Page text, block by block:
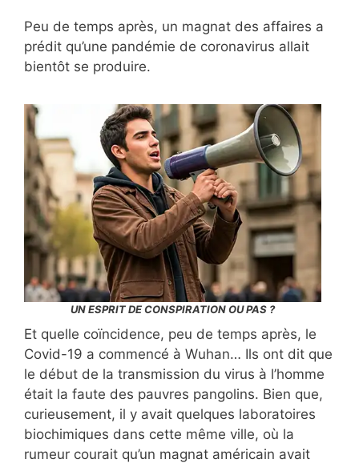
Peu de temps après, un magnat des affaires a
prédit qu’une pandémie de coronavirus allait
bientôt se produire.
UN ESPRIT DE CONSPIRATION OU PAS ?
Et quelle coïncidence, peu de temps après, le
Covid-19 a commencé à Wuhan… Ils ont dit que
le début de la transmission du virus à l’homme
était la faute des pauvres pangolins. Bien que,
curieusement, il y avait quelques laboratoires
biochimiques dans cette même ville, où la
rumeur courait qu’un magnat américain avait